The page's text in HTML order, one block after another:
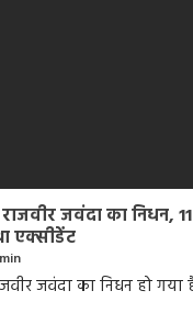
जवंदा का निधन,
एक्सीडेंट
जवंदा का निधन हो